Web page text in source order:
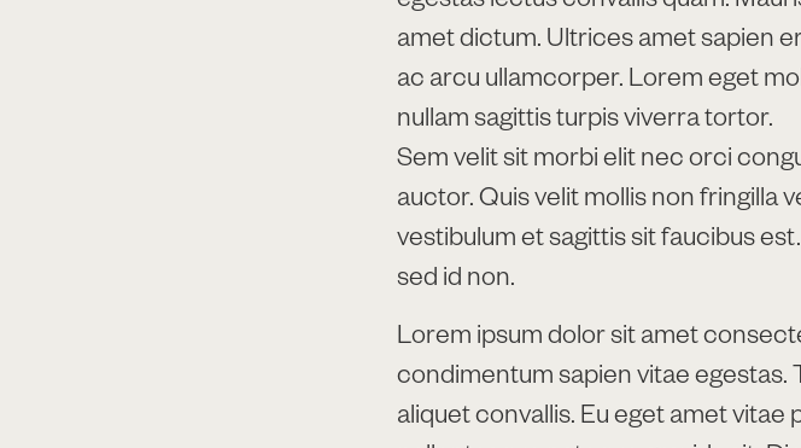
amet dictum. Ultrices amet sapien
ac arcu ullamcorper. Lorem eget
nullam sagittis turpis viverra tortor.
Sem velit sit morbi elit nec orci
auctor. Quis velit mollis non fringilla
vestibulum et sagittis sit faucibus
sed id non.
Lorem ipsum dolor sit amet
condimentum sapien vitae
aliquet convallis. Eu eget amet vitae